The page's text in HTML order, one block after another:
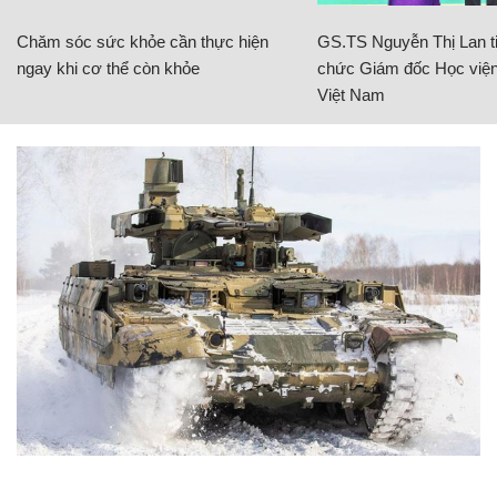
Chăm sóc sức khỏe cần thực hiện
ngay khi cơ thể còn khỏe
GS.TS Nguyễn Thị Lan
chức Giám đốc Học
Việt Nam